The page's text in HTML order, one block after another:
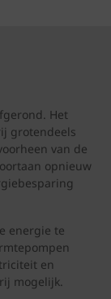
Het
grotendeels
van de
opnieuw
energie te
en
mogelijk.